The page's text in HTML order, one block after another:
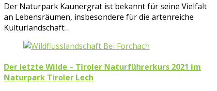
Der Naturpark Kaunergrat ist bekannt für seine Vielfalt
an Lebensräumen, insbesondere für die artenreiche
Kulturlandschaft…
Der letzte Wilde – Tiroler Naturführerkurs 2021 im
Naturpark Tiroler Lech